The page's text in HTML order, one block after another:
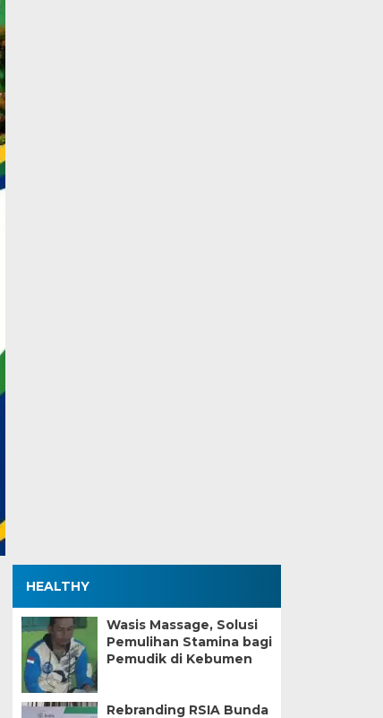
HEALTHY
Wasis Massage, Solusi
Pemulihan Stamina bagi
Pemudik di Kebumen
Rebranding RSIA Bunda